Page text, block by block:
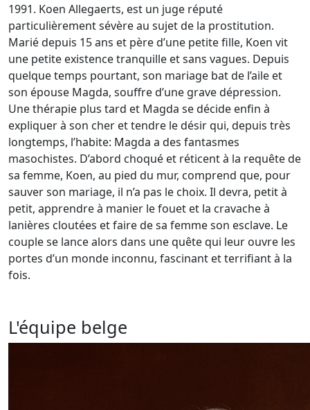
1991. Koen Allegaerts, est un juge réputé
particulièrement sévère au sujet de la prostitution.
Marié depuis 15 ans et père d’une petite fille, Koen vit
une petite existence tranquille et sans vagues. Depuis
quelque temps pourtant, son mariage bat de l’aile et
son épouse Magda, souffre d’une grave dépression.
Une thérapie plus tard et Magda se décide enfin à
expliquer à son cher et tendre le désir qui, depuis très
longtemps, l’habite: Magda a des fantasmes
masochistes. D’abord choqué et réticent à la requête de
sa femme, Koen, au pied du mur, comprend que, pour
sauver son mariage, il n’a pas le choix. Il devra, petit à
petit, apprendre à manier le fouet et la cravache à
lanières cloutées et faire de sa femme son esclave. Le
couple se lance alors dans une quête qui leur ouvre les
portes d’un monde inconnu, fascinant et terrifiant à la
fois.
L'équipe belge